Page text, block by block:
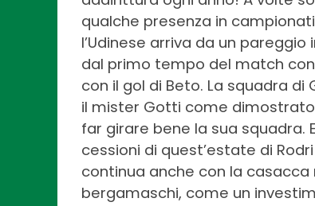
qualche presenza in
l’Udinese arriva da un
dal primo tempo del match
con il gol di Beto. La squadra
il mister Gotti come
far girare bene la sua
cessioni di quest’estate di
continua anche con la
bergamaschi, come un